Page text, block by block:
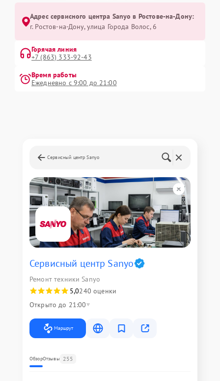
Адрес сервисного центра Sanyo в Ростове-на-Дону:
г. Ростов-на-Дону, улица Города Волос, 6
Горячая линия
+7 (863) 333-92-43
Время работы
Ежедневно с 9:00 до 21:00
Сервисный центр Sanyo
Сервисный центр Sanyo
Ремонт техники Sanyo
5,0240 оценки
Открыто до 21:00
Маршрут
ОбзорОтзывы 255